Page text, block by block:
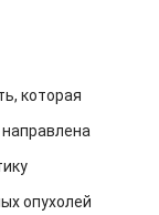
которая
опухолей